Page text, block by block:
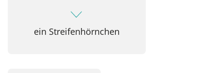
ein Streifenhörnchen